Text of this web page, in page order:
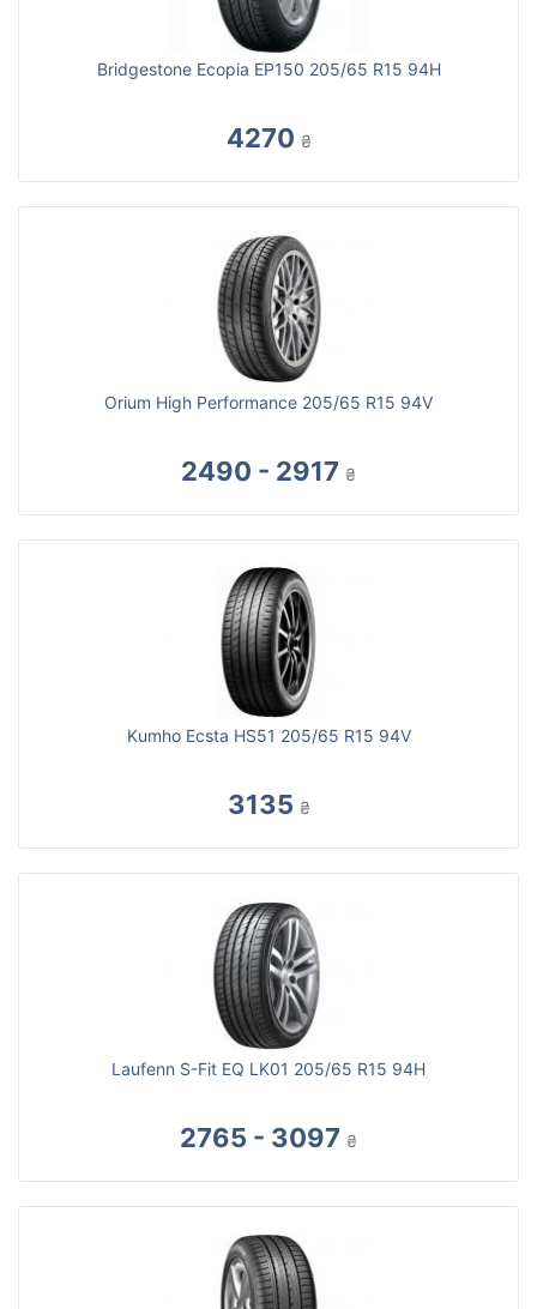
Bridgestone Ecopia EP150 205/65 R15 94H
4270 ₴
Orium High Performance 205/65 R15 94V
2490 - 2917 ₴
Kumho Ecsta HS51 205/65 R15 94V
3135 ₴
Laufenn S-Fit EQ LK01 205/65 R15 94H
2765 - 3097 ₴